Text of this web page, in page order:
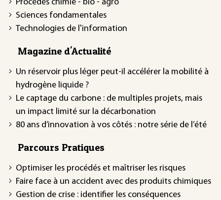
Procédés chimie - bio - agro
Sciences fondamentales
Technologies de l'information
Magazine d'Actualité
Un réservoir plus léger peut-il accélérer la mobilité à
hydrogène liquide ?
Le captage du carbone : de multiples projets, mais
un impact limité sur la décarbonation
80 ans d’innovation à vos côtés : notre série de l’été
Parcours Pratiques
Optimiser les procédés et maîtriser les risques
Faire face à un accident avec des produits chimiques
Gestion de crise : identifier les conséquences